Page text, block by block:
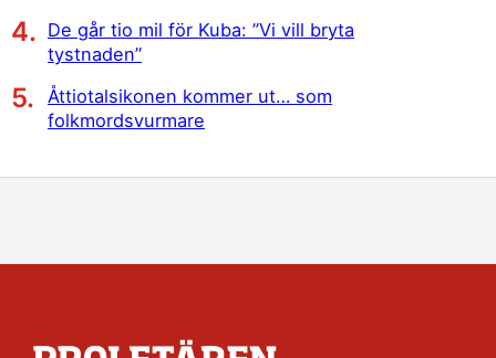
De går tio mil för Kuba: ”Vi vill bryta
tystnaden”
Åttiotalsikonen kommer ut… som
folkmordsvurmare